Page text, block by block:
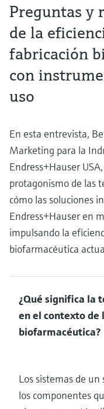
Preguntas y
de la
fabricación
con
uso
En esta entrevista,
Marketing para la
Endress+Hauser
protagonismo de las
cómo las soluciones
Endress+Hauser en
impulsando la
biofarmacéutica
¿Qué significa la
en el contexto de
biofarmacéutica?
Los sistemas de
los componentes